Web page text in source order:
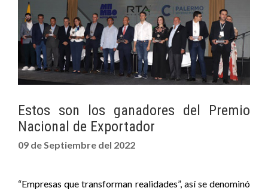
Estos son los ganadores del Premio
Nacional de Exportador
09 de Septiembre del 2022
“Empresas que transforman realidades”, así se denominó